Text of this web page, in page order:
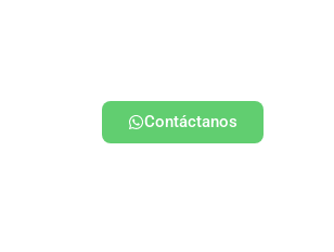
Contáctanos